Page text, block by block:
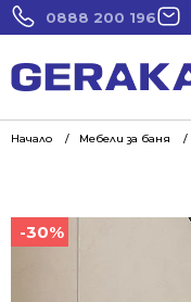
0888 200 196
Начало Мебели за баня
-30%
-30%